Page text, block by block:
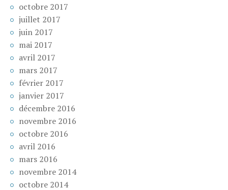
octobre 2017
juillet 2017
juin 2017
mai 2017
avril 2017
mars 2017
février 2017
janvier 2017
décembre 2016
novembre 2016
octobre 2016
avril 2016
mars 2016
novembre 2014
octobre 2014